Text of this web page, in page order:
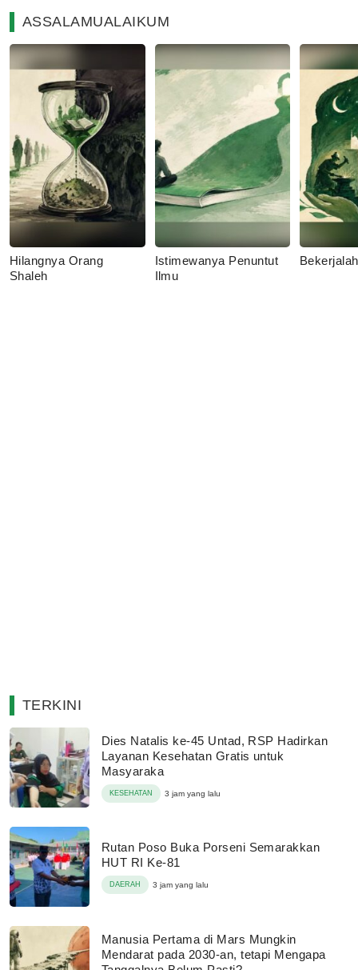
ASSALAMUALAIKUM
Hilangnya Orang
Shaleh
Istimewanya Penuntut
Ilmu
Bekerjalah
TERKINI
Dies Natalis ke-45 Untad, RSP Hadirkan
Layanan Kesehatan Gratis untuk
Masyaraka
KESEHATAN 3 jam yang lalu
Rutan Poso Buka Porseni Semarakkan
HUT RI Ke-81
DAERAH 3 jam yang lalu
Manusia Pertama di Mars Mungkin
Mendarat pada 2030-an, tetapi Mengapa